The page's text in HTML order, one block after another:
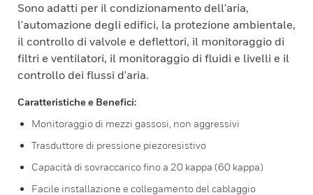
Sono adatti per il condizionamento dell'aria,
l'automazione degli edifici, la protezione ambientale,
il controllo di valvole e deflettori, il monitoraggio di
filtri e ventilatori, il monitoraggio di fluidi e livelli e il
controllo dei flussi d'aria.
Caratteristiche e Benefici:
Monitoraggio di mezzi gassosi, non aggressivi
Trasduttore di pressione piezoresistivo
Capacità di sovraccarico fino a 20 kappa (60 kappa)
Facile installazione e collegamento del cablaggio